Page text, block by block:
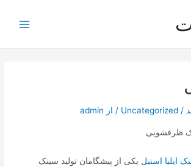
/
Uncategorized / از admin
ظرفشویی
ایلیا استیل یکی از پیشگامان تولید سینک